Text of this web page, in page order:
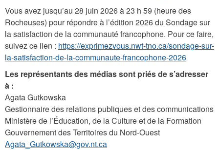
Vous avez jusqu’au 28 juin 2026 à 23 h 59 (heure des
Rocheuses) pour répondre à l’édition 2026 du Sondage sur
la satisfaction de la communauté francophone. Pour ce faire,
suivez ce lien : https://exprimezvous.nwt-tno.ca/sondage-sur-
la-satisfaction-de-la-communaute-francophone-2026
Les représentants des médias sont priés de s’adresser
à :
Agata Gutkowska
Gestionnaire des relations publiques et des communications
Ministère de l’Éducation, de la Culture et de la Formation
Gouvernement des Territoires du Nord-Ouest
Agata_Gutkowska@gov.nt.ca